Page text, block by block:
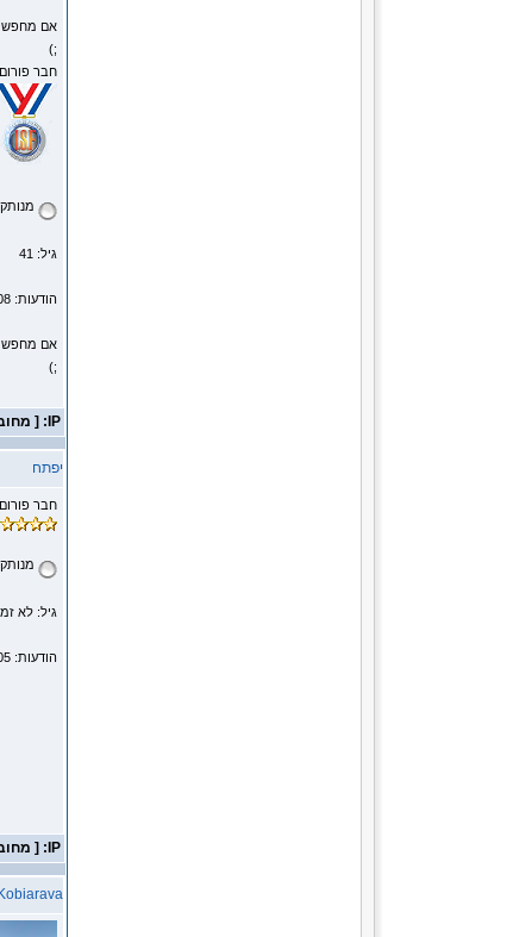
אם
;)
חבר פורום
מנותק
גיל: 41
הודעות: 1008
אם
;)
יפתח
חבר פורום
מנותק
גיל: לא
הודעות: 805
Kobiarava